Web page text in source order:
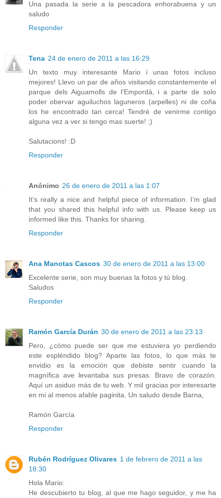
Una pasada la serie a la pescadora enhorabuena y un
saludo
Responder
Tena 24 de enero de 2011 a las 16:29
Un texto muy interesante Mario i unas fotos incluso
mejores! Llevo un par de años visitando constantemente el
parque dels Aiguamolls de l'Empordà, i a parte de solo
poder obervar aguiluchos laguneros (arpelles) ni de coña
los he encontrado tan cerca! Tendré de venirme contigo
alguna vez a ver si tengo mas suerte! ;)
Salutacions! :D
Responder
Anónimo 26 de enero de 2011 a las 1:07
It’s really a nice and helpful piece of information. I’m glad
that you shared this helpful info with us. Please keep us
informed like this. Thanks for sharing.
Responder
Ana Manotas Cascos 30 de enero de 2011 a las 13:00
Excelente serie, son muy buenas la fotos y tú blog.
Saludos
Responder
Ramón García Durán 30 de enero de 2011 a las 23:13
Pero, ¿cómo puede ser que me estuviera yo perdiendo
este espléndido blog? Aparte las fotos, lo que más te
envidio es la emoción que debiste sentir cuando la
magnífica ave levantaba sus presas. Bravo de corazón.
Aquí un asiduo más de tu web. Y mil gracias por interesarte
en mi al menos afable paginita. Un saludo desde Barna,
Ramón García
Responder
Rubén Rodríguez Olivares 1 de febrero de 2011 a las
18:30
Hola Mario:
He descubierto tu blog, al que me hago seguidor, y me ha